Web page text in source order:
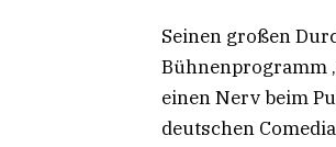
Seinen großen
Bühnenprogramm
einen Nerv beim
deutschen